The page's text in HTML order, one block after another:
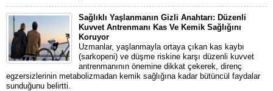
Sağlıklı Yaşlanmanın Gizli Anahtarı: Düzenli
Kuvvet Antrenmanı Kas Ve Kemik Sağlığını
Koruyor
Uzmanlar, yaşlanmayla ortaya çıkan kas kaybı
(sarkopeni) ve düşme riskine karşı düzenli kuvvet
antrenmanının önemine dikkat çekerek, direnç
egzersizlerinin metabolizmadan kemik sağlığına kadar bütüncül faydalar
sunduğunu belirtti.